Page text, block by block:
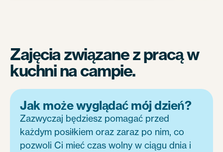
Zajęcia związane z pracą w
kuchni na campie.
Jak może wyglądać mój dzień?
Zazwyczaj będziesz pomagać przed
każdym posiłkiem oraz zaraz po nim, co
pozwoli Ci mieć czas wolny w ciągu dnia i